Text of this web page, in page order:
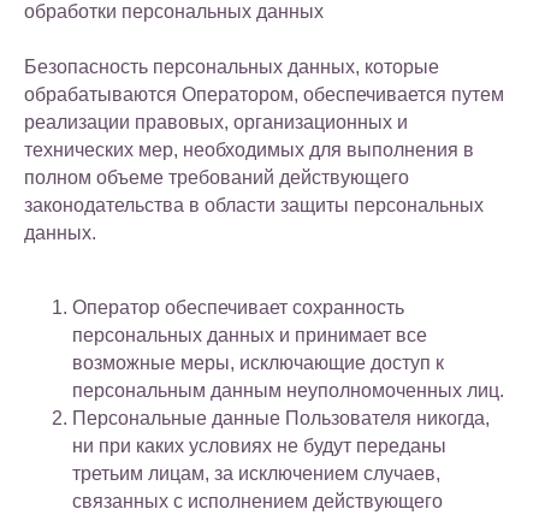
обработки персональных данных
Безопасность персональных данных, которые
обрабатываются Оператором, обеспечивается путем
реализации правовых, организационных и
технических мер, необходимых для выполнения в
полном объеме требований действующего
законодательства в области защиты персональных
данных.
Оператор обеспечивает сохранность
персональных данных и принимает все
возможные меры, исключающие доступ к
персональным данным неуполномоченных лиц.
Персональные данные Пользователя никогда,
ни при каких условиях не будут переданы
третьим лицам, за исключением случаев,
связанных с исполнением действующего